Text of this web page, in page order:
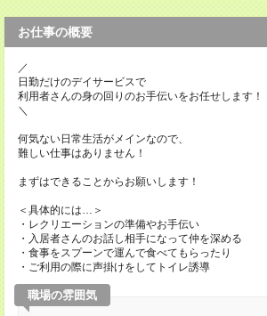
お仕事の概要
／
日勤だけのデイサービスで
利用者さんの身の回りのお手伝いをお任せします！
＼
何気ない日常生活がメインなので、
難しい仕事はありません！
まずはできることからお願いします！
＜具体的には…＞
・レクリエーションの準備やお手伝い
・入居者さんのお話し相手になって仲を深める
・食事をスプーンで運んで食べてもらったり
・ご利用の際に声掛けをしてトイレ誘導
職場の雰囲気